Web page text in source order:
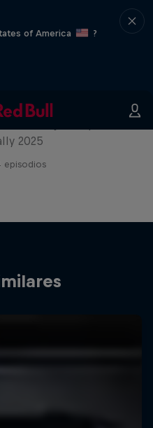
of America
?
Dakar
2025
episodios